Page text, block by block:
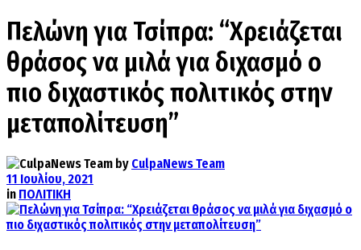
Πελώνη για Τσίπρα: “Χρειάζεται
θράσος να μιλά για διχασμό ο
πιο διχαστικός πολιτικός στην
μεταπολίτευση”
by CulpaNews Team
11 Ιουλίου, 2021
in ΠΟΛΙΤΙΚΗ